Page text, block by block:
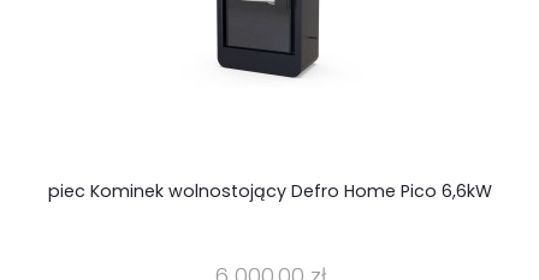
piec Kominek wolnostojący Defro Home Pico 6,6kW